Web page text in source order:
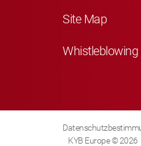
Site Map
Whistleblowing
KYB Europe © 2026